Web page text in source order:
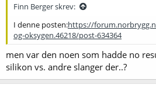
Finn Berger skrev:
I denne posten:https://
og-oksygen.46218/post-634364
men var den noen som hadde no
silikon vs. andre slanger der..?